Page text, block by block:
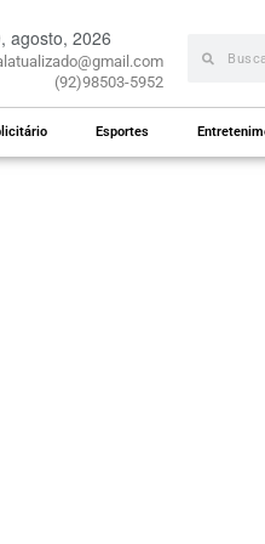
agosto, 2026
(92)98503-5952
Esportes